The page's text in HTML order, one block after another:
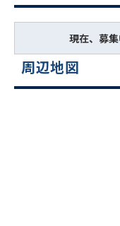
現在、募
周辺地図